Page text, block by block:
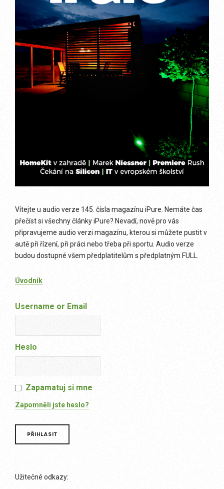
Vítejte u audio verze 145. čísla magazínu iPure. Nemáte čas
přečíst si všechny články iPure? Nevadí, nově pro vás
připravujeme audio verzi magazínu, kterou si můžete pustit v
autě při řízení, při práci nebo třeba při sportu. Audio verze
budou dostupné všem předplatitelům s předplatným FULL.
Úvodník
Username or Email
Heslo
Zapamatuj si mne
Zapomněli jste heslo?
Užitečné odkazy: